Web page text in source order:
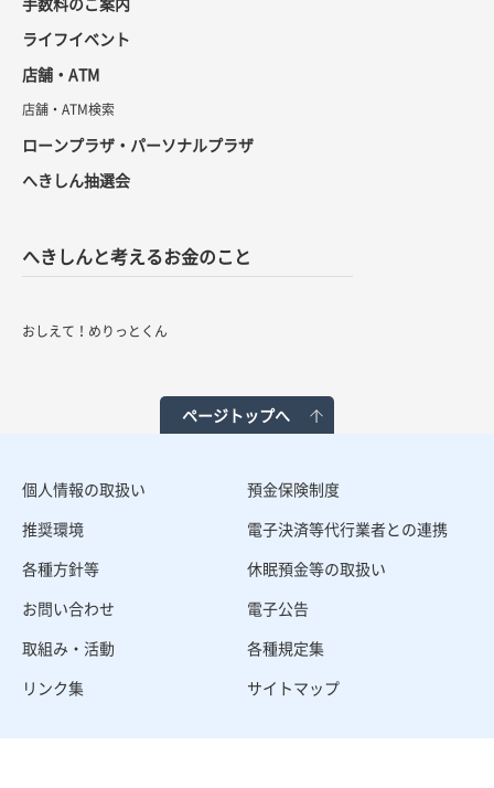
ライフイベント
店舗・ATM
店舗・ATM検索
ローンプラザ・パーソナルプラザ
へきしん抽選会
へきしんと考えるお金のこと
おしえて！めりっとくん
ページトップへ
個人情報の取扱い
預金保険制度
推奨環境
電子決済等代行業者との連携
各種方針等
休眠預金等の取扱い
お問い合わせ
電子公告
取組み・活動
各種規定集
リンク集
サイトマップ